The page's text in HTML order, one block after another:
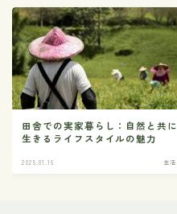
田舎での実家暮らし：自然と共に
生きるライフスタイルの魅力
2025.01.16 生活